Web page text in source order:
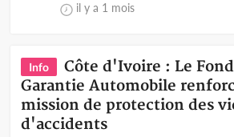
il y a 1 mois
Info
Côte d'Ivoire : Le
Garantie Automobile
mission de protection des
d'accidents